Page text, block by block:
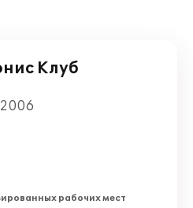
Клуб
рабочих мест